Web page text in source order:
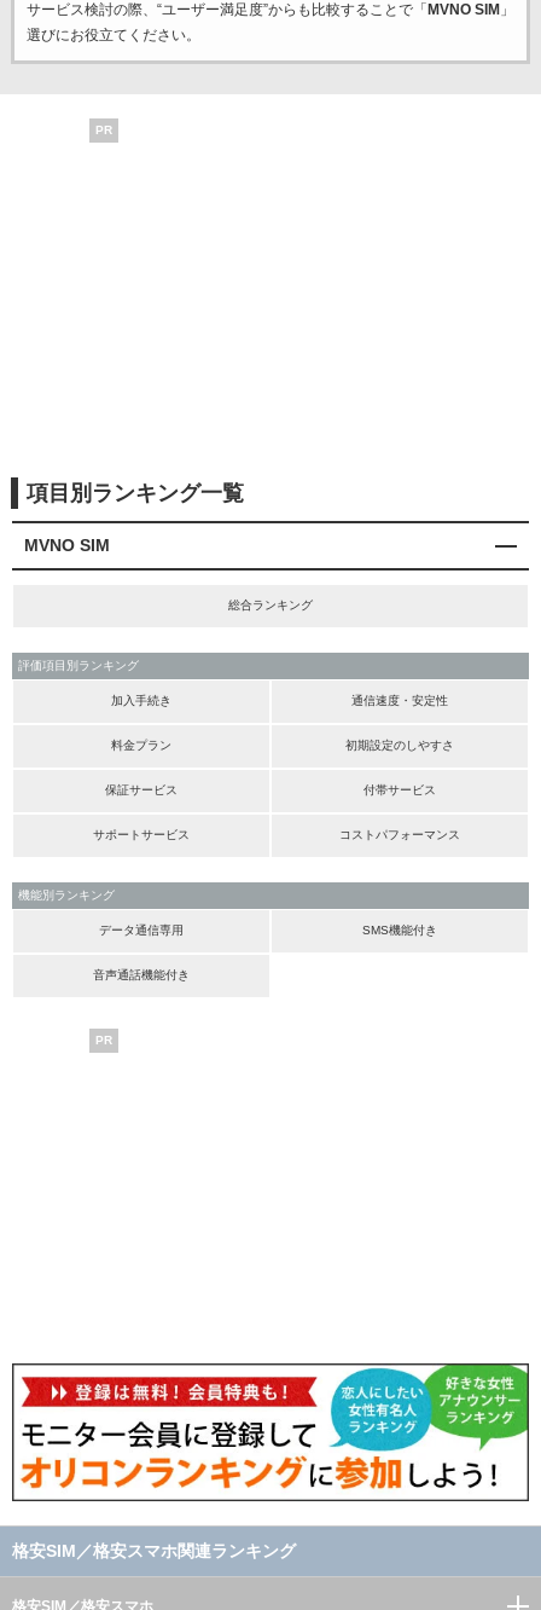
サービス検討の際、“ユーザー満足度”からも比較することで「 MVNO SIM 」
選びにお役立てください。
PR
項目別ランキング一覧
MVNO SIM
総合ランキング
評価項目別ランキング
加入手続き 通信速度・安定性
料金プラン 初期設定のしやすさ
保証サービス 付帯サービス
サポートサービス コストパフォーマンス
機能別ランキング
データ通信専用 SMS機能付き
音声通話機能付き
PR
格安SIM／格安スマホ関連ランキング
格安SIM／格安スマホ